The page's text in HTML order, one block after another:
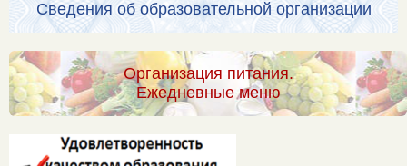
Сведения об образовательной организации
Организация питания.
Ежедневные меню